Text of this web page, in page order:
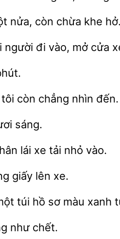
còn chừa khe hở.
người đi vào, cửa
còn chẳng
sáng.
lái xe vào.
giấy xe.
túi hồ sơ màu
như chết.